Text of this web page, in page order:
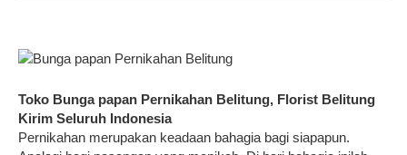
Toko Bunga papan Pernikahan Belitung, Florist Belitung
Kirim Seluruh Indonesia
Pernikahan merupakan keadaan bahagia bagi siapapun.